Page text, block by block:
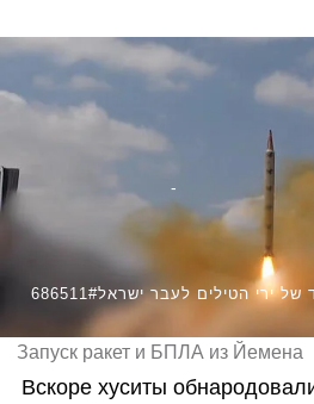
Запуск ракет и БПЛА из Йемена
Вскоре хуситы